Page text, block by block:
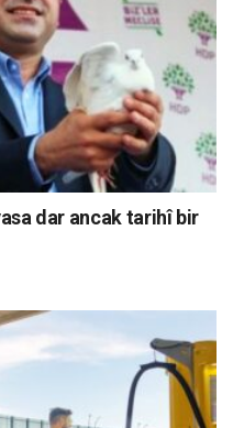
dar ancak tarihî bir